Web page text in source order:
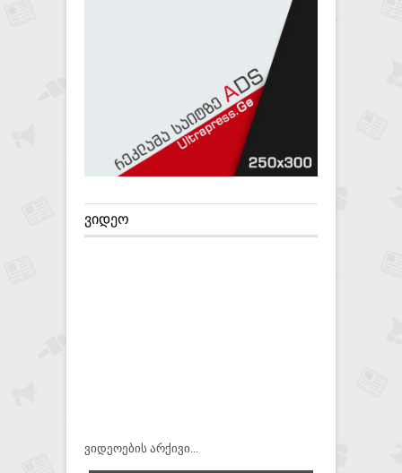
ᲕᲘᲓᲔᲝ
ვიდეოების არქივი...